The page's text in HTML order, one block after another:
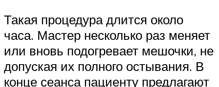
Такая процедура длится около
часа. Мастер несколько раз меняет
или вновь подогревает мешочки, не
допуская их полного остывания. В
конце сеанса пациенту предлагают